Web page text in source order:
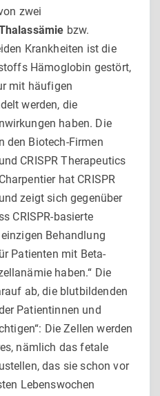
zwei
bzw.
Krankheiten ist die
Hämoglobin gestört,
mit häufigen
werden, die
haben. Die
den Biotech-Firmen
CRISPR Therapeutics
hat CRISPR
zeigt sich gegenüber
CRISPR-basierte
Behandlung
Patienten mit Beta-
haben.“ Die
ab, die blutbildenden
Patientinnen und
Die Zellen werden
nämlich das fetale
das sie schon vor
Lebenswochen